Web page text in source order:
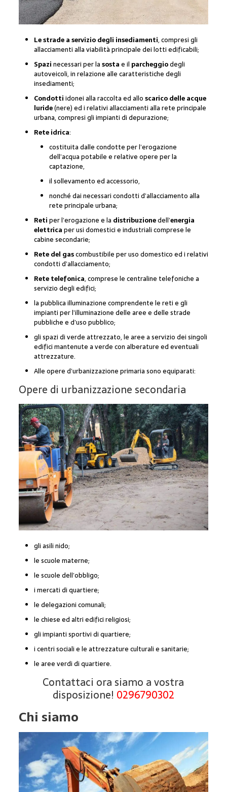
Le strade a servizio degli insediamenti, compresi gli
allacciamenti alla viabilità principale dei lotti edificabili;
Spazinecessari per lasostae il parcheggiodegli
autoveicoli, in relazione alle caratteristiche degli
insediamenti;
Condottiidonei alla raccolta ed alloscarico delle acque
luride(nere) ed i relativi allacciamenti alla rete principale
urbana, compresi gli impianti di depurazione;
Rete idrica:
costituita dalle condotte per l’erogazione
dell’acqua potabile e relative opere per la
captazione,
il sollevamento ed accessorio,
nonché dai necessari condotti d’allacciamento alla
rete principale urbana;
Retiper l’erogazione e la distribuzionedell’energia
elettricaper usi domestici e industriali comprese le
cabine secondarie;
Rete del gascombustibile per uso domestico ed i relativi
condotti d’allacciamento;
Rete telefonica, comprese le centraline telefoniche a
servizio degli edifici;
la pubblica illuminazione comprendente le reti e gli
impianti per l’illuminazione delle aree e delle strade
pubbliche e d’uso pubblico;
gli spazi di verde attrezzato, le aree a servizio dei singoli
edifici mantenute a verde con alberature ed eventuali
attrezzature.
Alle opere d’urbanizzazione primaria sono equiparati:
Opere di urbanizzazione secondaria
gli asili nido;
le scuole materne;
le scuole dell’obbligo;
i mercati di quartiere;
le delegazioni comunali;
le chiese ed altri edifici religiosi;
gli impianti sportivi di quartiere;
i centri sociali e le attrezzature culturali e sanitarie;
le aree verdi di quartiere.
Contattaci ora siamo a vostra
disposizione! 0296790302
Chi siamo